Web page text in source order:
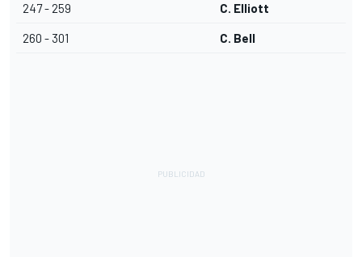
247 - 259 C. Elliott
260 - 301 C. Bell